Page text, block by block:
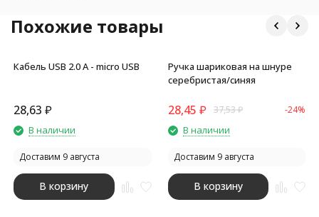
Похожие товары
Кабель USB 2.0 A - micro USB
28,63 ₽
В наличии
Доставим 9 августа
В корзину
Ручка шариковая на шнуре
серебристая/синяя
28,45 ₽ 37,53₽ -24%
В наличии
Доставим 9 августа
В корзину